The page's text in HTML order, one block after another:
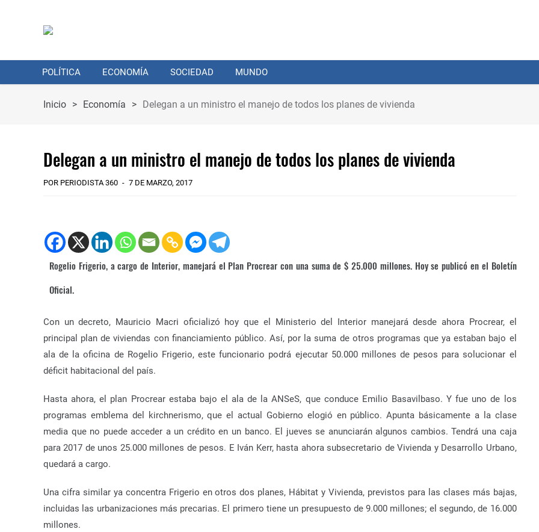
POLÍTICA ECONOMÍA SOCIEDAD MUNDO
Inicio > Economía > Delegan a un ministro el manejo de todos los planes de vivienda
Delegan a un ministro el manejo de todos los planes de vivienda
POR PERIODISTA 360 7 DE MARZO, 2017
Rogelio Frigerio, a cargo de Interior, manejará el Plan Procrear con una suma de $ 25.000 millones. Hoy se publicó en el Boletín
Oficial.
Con un decreto, Mauricio Macri oficializó hoy que el Ministerio del Interior manejará desde ahora Procrear, el
principal plan de viviendas con financiamiento público. Así, por la suma de otros programas que ya estaban bajo el
ala de la oficina de Rogelio Frigerio, este funcionario podrá ejecutar 50.000 millones de pesos para solucionar el
déficit habitacional del país.
Hasta ahora, el plan Procrear estaba bajo el ala de la ANSeS, que conduce Emilio Basavilbaso. Y fue uno de los
programas emblema del kirchnerismo, que el actual Gobierno elogió en público. Apunta básicamente a la clase
media que no puede acceder a un crédito en un banco. El jueves se anunciarán algunos cambios. Tendrá una caja
para 2017 de unos 25.000 millones de pesos. E Iván Kerr, hasta ahora subsecretario de Vivienda y Desarrollo Urbano,
quedará a cargo.
Una cifra similar ya concentra Frigerio en otros dos planes, Hábitat y Vivienda, previstos para las clases más bajas,
incluidas las urbanizaciones más precarias. El primero tiene un presupuesto de 9.000 millones; el segundo, de 16.000
millones.